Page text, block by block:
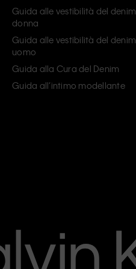
Guida alle vestibilità del denim
donna
Guida alle vestibilità del denim
uomo
Guida alla Cura del Denim
Guida all’intimo modellante